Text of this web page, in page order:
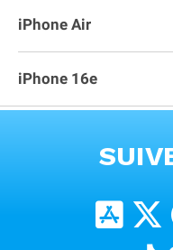
iPhone Air
iPhone 16e